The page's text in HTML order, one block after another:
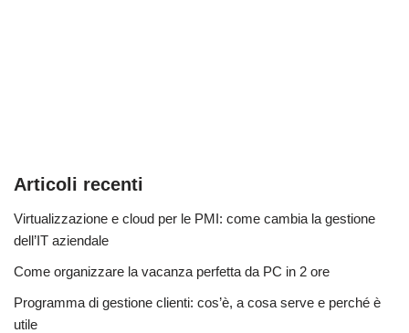
Articoli recenti
Virtualizzazione e cloud per le PMI: come cambia la gestione
dell’IT aziendale
Come organizzare la vacanza perfetta da PC in 2 ore
Programma di gestione clienti: cos’è, a cosa serve e perché è
utile